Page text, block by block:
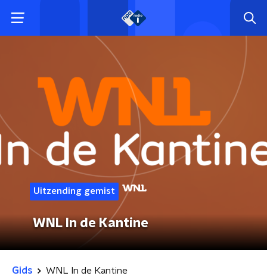
Uitzending gemist
WNL In de Kantine
Gids WNL In de Kantine